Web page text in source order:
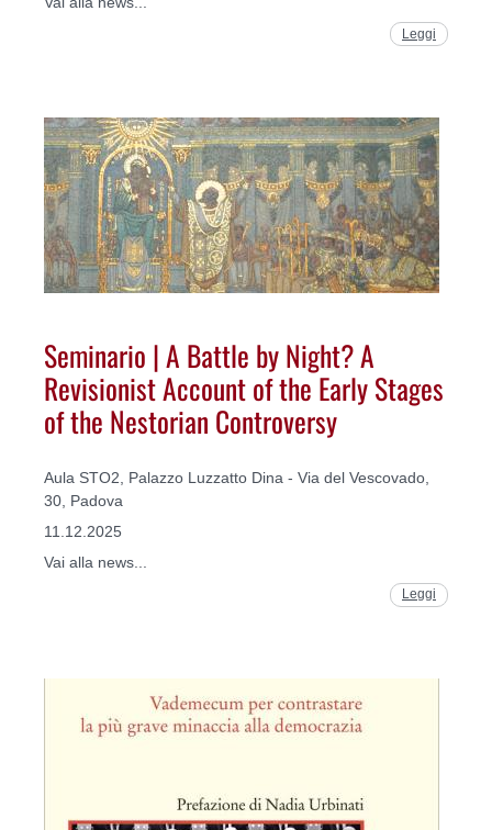
Leggi
Seminario | A Battle by Night? A
Revisionist Account of the Early Stages
of the Nestorian Controversy
Aula STO2, Palazzo Luzzatto Dina - Via del Vescovado,
30, Padova
11.12.2025
Vai alla news...
Leggi